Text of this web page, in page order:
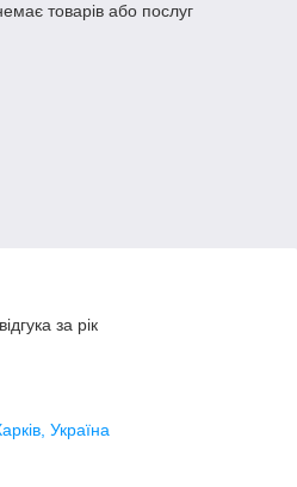
товарів або послуг
за рік
Україна